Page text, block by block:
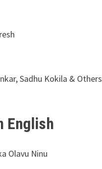
Sadhu Kokila & Others
English
Olavu Ninu